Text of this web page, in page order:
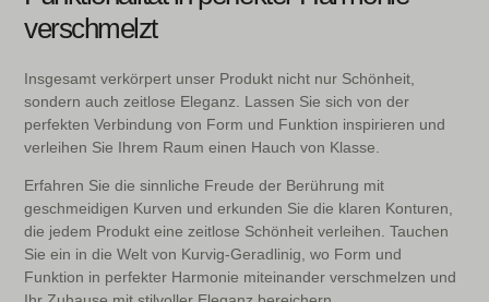
verschmelzt
Insgesamt verkörpert unser Produkt nicht nur Schönheit,
sondern auch zeitlose Eleganz. Lassen Sie sich von der
perfekten Verbindung von Form und Funktion inspirieren und
verleihen Sie Ihrem Raum einen Hauch von Klasse.
Erfahren Sie die sinnliche Freude der Berührung mit
geschmeidigen Kurven und erkunden Sie die klaren Konturen,
die jedem Produkt eine zeitlose Schönheit verleihen. Tauchen
Sie ein in die Welt von Kurvig-Geradlinig, wo Form und
Funktion in perfekter Harmonie miteinander verschmelzen und